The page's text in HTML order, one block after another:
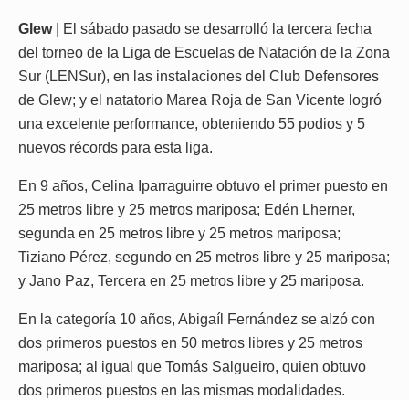
Glew| El sábado pasado se desarrolló la tercera fecha
del torneo de la Liga de Escuelas de Natación de la Zona
Sur (LENSur), en las instalaciones del Club Defensores
de Glew; y el natatorio Marea Roja de San Vicente logró
una excelente performance, obteniendo 55 podios y 5
nuevos récords para esta liga.
En 9 años, Celina Iparraguirre obtuvo el primer puesto en
25 metros libre y 25 metros mariposa; Edén Lherner,
segunda en 25 metros libre y 25 metros mariposa;
Tiziano Pérez, segundo en 25 metros libre y 25 mariposa;
y Jano Paz, Tercera en 25 metros libre y 25 mariposa.
En la categoría 10 años, Abigaíl Fernández se alzó con
dos primeros puestos en 50 metros libres y 25 metros
mariposa; al igual que Tomás Salgueiro, quien obtuvo
dos primeros puestos en las mismas modalidades.